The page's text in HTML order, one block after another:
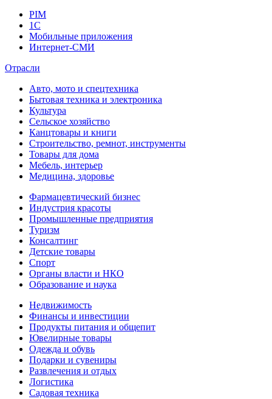
PIM
1C
Мобильные приложения
Интернет-СМИ
Отрасли
Авто, мото и спецтехника
Бытовая техника и электроника
Культура
Сельское хозяйство
Канцтовары и книги
Строительство, ремнот, инструменты
Товары для дома
Мебель, интерьер
Медицина, здоровье
Фармацевтический бизнес
Индустрия красоты
Промышленные предприятия
Туризм
Консалтинг
Детские товары
Спорт
Органы власти и НКО
Образование и наука
Недвижимость
Финансы и инвестиции
Продукты питания и общепит
Ювелирные товары
Одежда и обувь
Подарки и сувениры
Развлечения и отдых
Логистика
Садовая техника